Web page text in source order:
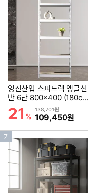
순
위
영진산업 스피드랙 앵글선
반 6단 800x400 (180cm
(높이))
할인률
21 %
상품금액
138,701원
할인금액
109,450원
인
기
7